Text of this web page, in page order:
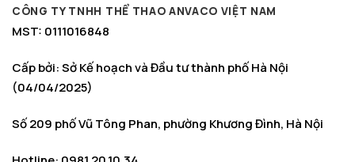
CÔNG TY TNHH THỂ THAO ANVACO VIỆT NAM
MST: 0111016848
Cấp bởi: Sở Kế hoạch và Đầu tư thành phố Hà Nội
(04/04/2025)
Số 209 phố Vũ Tông Phan, phường Khương Đình, Hà Nội